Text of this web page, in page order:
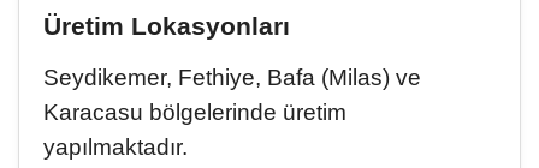
Üretim Lokasyonları
Seydikemer, Fethiye, Bafa (Milas) ve
Karacasu bölgelerinde üretim
yapılmaktadır.